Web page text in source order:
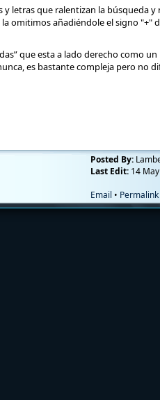
letras que ralentizan la búsqueda y
omitimos añadiéndole el signo "+"
que esta a lado derecho como
es bastante compleja pero no
Posted By:
Last Edit: 14
Email • Permalink